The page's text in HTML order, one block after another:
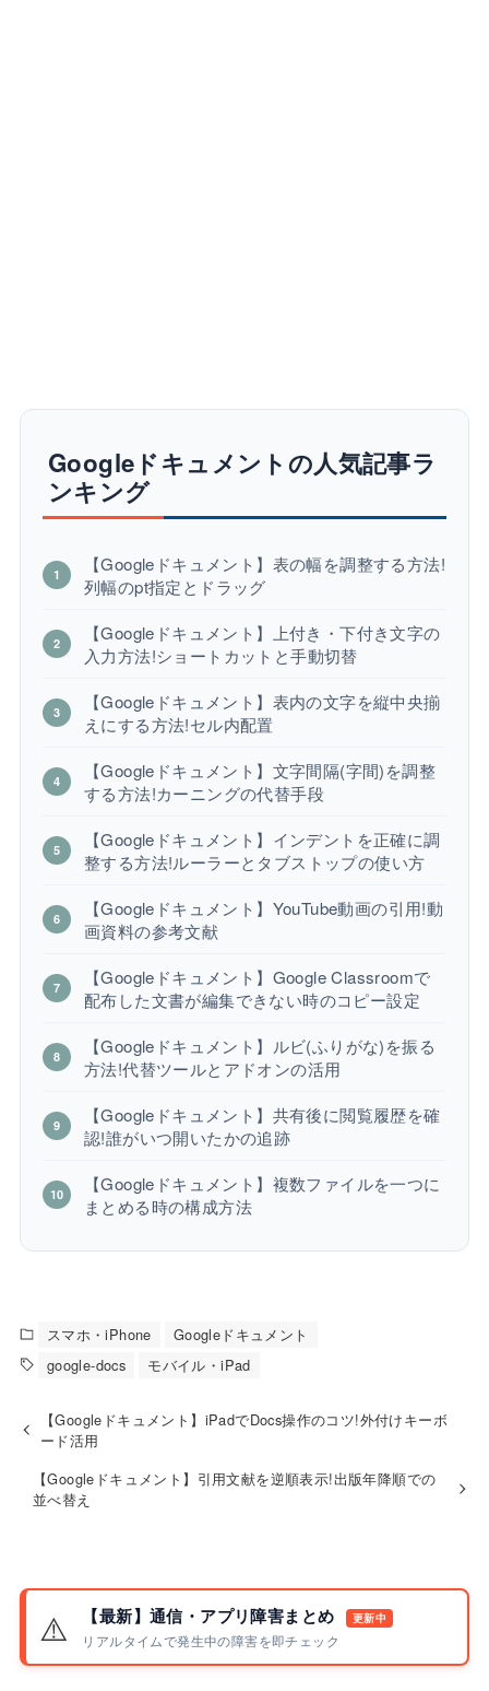
Googleドキュメントの人気記事ラ
ンキング
【Googleドキュメント】表の幅を調整する方法!
列幅のpt指定とドラッグ
【Googleドキュメント】上付き・下付き文字の
入力方法!ショートカットと手動切替
【Googleドキュメント】表内の文字を縦中央揃
えにする方法!セル内配置
【Googleドキュメント】文字間隔(字間)を調整
する方法!カーニングの代替手段
【Googleドキュメント】インデントを正確に調
整する方法!ルーラーとタブストップの使い方
【Googleドキュメント】YouTube動画の引用!動
画資料の参考文献
【Googleドキュメント】Google Classroomで
配布した文書が編集できない時のコピー設定
【Googleドキュメント】ルビ(ふりがな)を振る
方法!代替ツールとアドオンの活用
【Googleドキュメント】共有後に閲覧履歴を確
認!誰がいつ開いたかの追跡
【Googleドキュメント】複数ファイルを一つに
まとめる時の構成方法
スマホ・iPhone
Googleドキュメント
google-docs
モバイル・iPad
【Googleドキュメント】iPadでDocs操作のコツ!外付けキーボ
ード活用
【Googleドキュメント】引用文献を逆順表示!出版年降順での
並べ替え
⚠️ 【最新】通信・アプリ障害まとめ 更新中
リアルタイムで発生中の障害を即チェック